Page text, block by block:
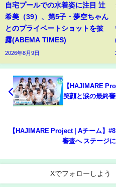
自宅プールでの水着姿に注目 辻
希美（39）、第5子・夢空ちゃん
とのプライベートショットを披
露(ABEMA TIMES)
2026年8月9日
【HAJIMARE
笑顔と涙の最終
【HAJIMARE Project | Aチーム】
審査へ ステージ
Xでフォローしよう